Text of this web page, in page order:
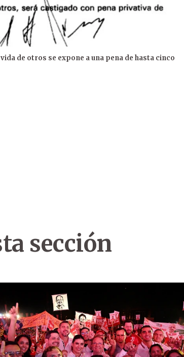
de otros se expone a una pena de hasta cinco
sección